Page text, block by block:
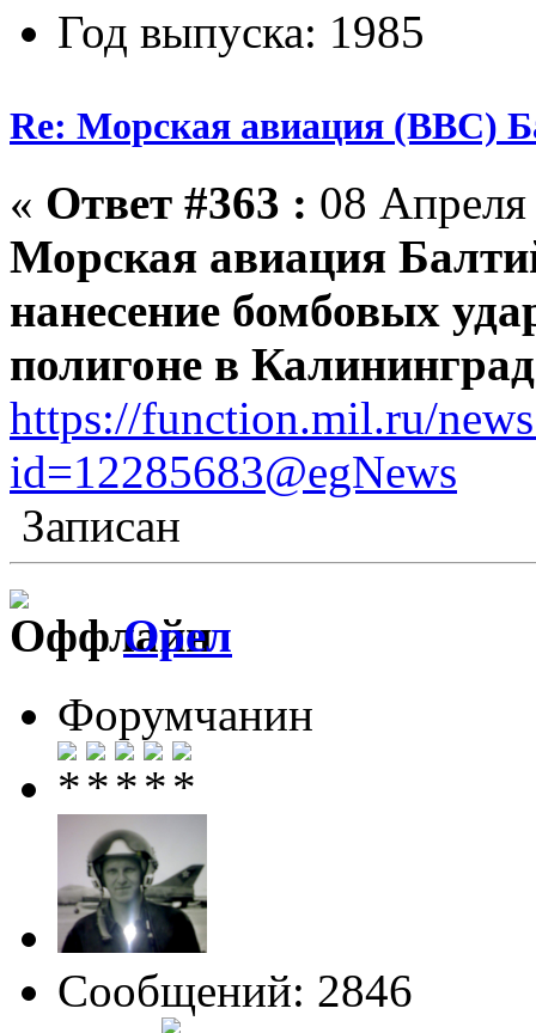
Год выпуска: 1985
Re: Морская авиация (ВВС)
« Ответ #363 : 08
Морская авиация
нанесение бомбовых
полигоне в
https://function.mil.ru/
id=12285683@egNews
Записан
Орел
Форумчанин
Сообщений: 2846